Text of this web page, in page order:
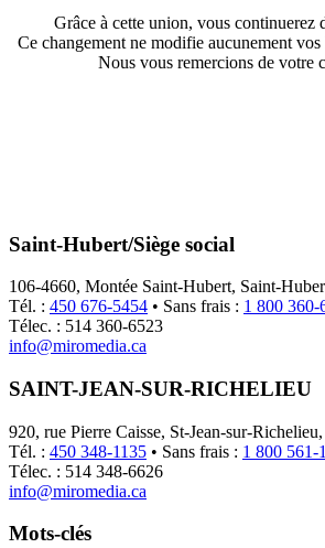
Grâce à cette union, vous continuerez
Ce changement ne modifie aucunement
Nous vous remercions de votre
Saint-Hubert/Siège social
106-4660, Montée Saint-Hubert, Saint-
Tél. : 450 676-5454 • Sans frais : 1 800 360-
Télec. : 514 360-6523
info@miromedia.ca
SAINT-JEAN-SUR-RICHELIEU
920, rue Pierre Caisse, St-Jean-sur-
Tél. : 450 348-1135 • Sans frais : 1 800 561-
Télec. : 514 348-6626
info@miromedia.ca
Mots-clés